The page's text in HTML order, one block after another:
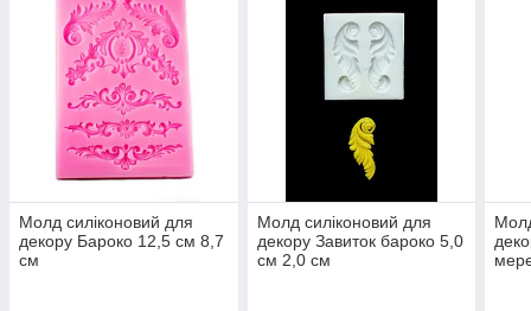
Молд силіконовий для
декору Бароко 12,5 см 8,7
см
Молд силіконовий для
декору Завиток бароко 5,0
см 2,0 см